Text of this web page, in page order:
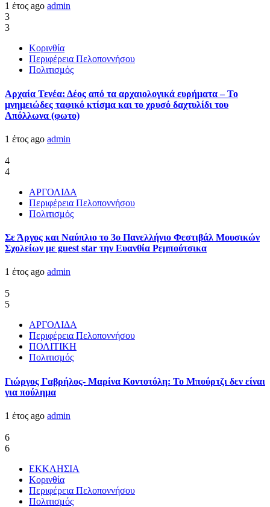
1 έτος ago admin
3
3
Κορινθία
Περιφέρεια Πελοποννήσου
Πολιτισμός
Αρχαία Τενέα: Δέος από τα αρχαιολογικά ευρήματα – Το
μνημειώδες ταφικό κτίσμα και το χρυσό δαχτυλίδι του
Απόλλωνα (φωτο)
1 έτος ago admin
4
4
ΑΡΓΟΛΙΔΑ
Περιφέρεια Πελοποννήσου
Πολιτισμός
Σε Άργος και Ναύπλιο το 3ο Πανελλήνιο Φεστιβάλ Μουσικών
Σχολείων με guest star την Ευανθία Ρεμπούτσικα
1 έτος ago admin
5
5
ΑΡΓΟΛΙΔΑ
Περιφέρεια Πελοποννήσου
ΠΟΛΙΤΙΚΗ
Πολιτισμός
Γιώργος Γαβρήλος- Μαρίνα Κοντοτόλη: Το Μπούρτζι δεν είναι
για πούλημα
1 έτος ago admin
6
6
ΕΚΚΛΗΣΙΑ
Κορινθία
Περιφέρεια Πελοποννήσου
Πολιτισμός